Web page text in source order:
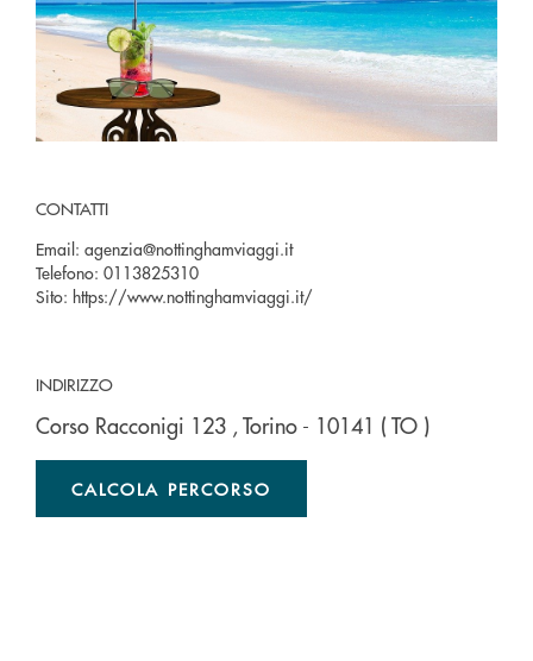
CONTATTI
Email: agenzia@nottinghamviaggi.it
Telefono: 0113825310
Sito: https://www.nottinghamviaggi.it/
INDIRIZZO
Corso Racconigi 123 , Torino - 10141 ( TO )
CALCOLA PERCORSO